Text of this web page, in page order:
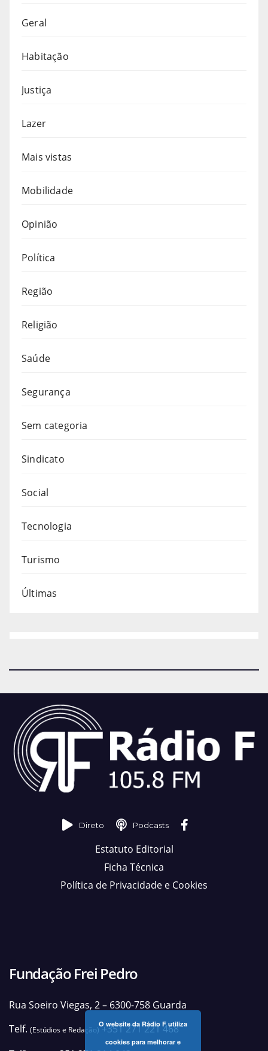
Geral
Habitação
Justiça
Lazer
Mais vistas
Mobilidade
Opinião
Política
Região
Religião
Saúde
Segurança
Sem categoria
Sindicato
Social
Tecnologia
Turismo
Últimas
Direto Podcasts
Estatuto Editorial
Ficha Técnica
Política de Privacidade e Cookies
Fundação Frei Pedro
Rua Soeiro Viegas, 2 – 6300-758 Guarda
Telf. (Estúdios e Redação)+351 271 221 468
O website da Rádio F utiliza
cookies para melhorar e